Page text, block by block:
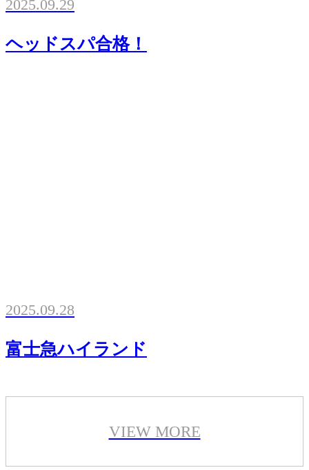
2025.09.29
ヘッドスパ合格！
2025.09.28
富士急ハイランド
VIEW MORE